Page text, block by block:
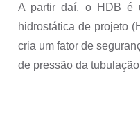
A partir daí, o HDB é
hidrostática de projeto
cria um fator de
de pressão da